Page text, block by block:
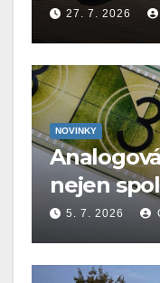
27. 7. 2026
NOVINKY
nejen
5. 7. 2026